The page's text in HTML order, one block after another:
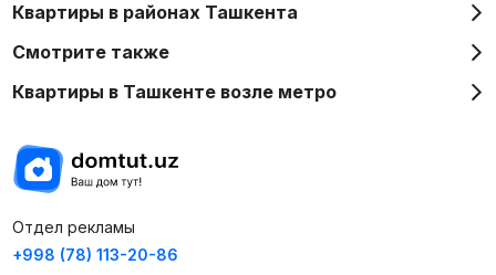
Квартиры в районах Ташкента
Смотрите также
Квартиры в Ташкенте возле метро
Отдел рекламы
+998 (78) 113-20-86